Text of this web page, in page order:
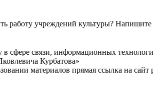
работу учреждений культуры?
связи, информационных
Курбатова»
материалов прямая ссылка на сайт